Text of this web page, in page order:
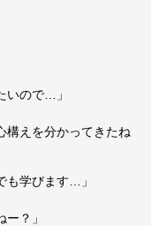
いので…」
構えを分かってきたね
も学びます…」
？」